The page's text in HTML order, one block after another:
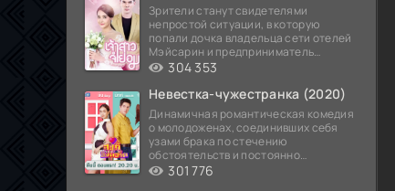
Зрители станут свидетелями
непростой ситуации, в которую
попали дочка владельца сети отелей
Мэйсарин и предприниматель
Кетдэн. Обоих главных героев
304 353
Невестка-чужестранка (2020)
Динамичная романтическая комедия
о молодоженах, соединивших себя
узами брака по стечению
обстоятельств и постоянно
попадающих в курьезные ситуации...
301 776